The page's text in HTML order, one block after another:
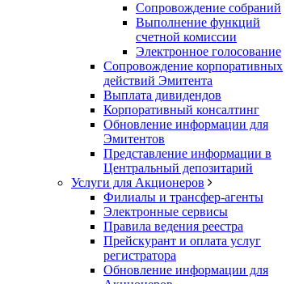
Сопровождение собраний
Выполнение функций
счетной комиссии
Электронное голосование
Сопровождение корпоративных
действий Эмитента
Выплата дивидендов
Корпоративный консалтинг
Обновление информации для
Эмитентов
Представление информации в
Центральный депозитарий
Услуги для Акционеров
Филиалы и трансфер-агенты
Электронные сервисы
Правила ведения реестра
Прейскурант и оплата услуг
регистратора
Обновление информации для